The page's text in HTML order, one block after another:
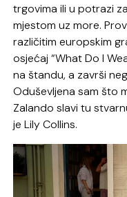
trgovima ili u potrazi
mjestom uz more.
različitim europskim
osjećaj “What Do I
na štandu, a završi
Oduševljena sam što
Zalando slavi tu
je Lily Collins.